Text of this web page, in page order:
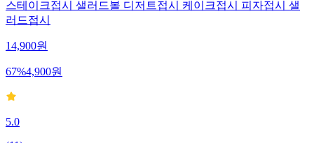
스테이크접시 샐러드볼 디저트접시 케이크접시 피자접시 샐
러드접시
14,900원
67%4,900원
5.0